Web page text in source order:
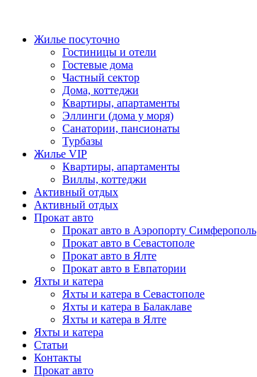
Жилье посуточно
Гостиницы и отели
Гостевые дома
Частный сектор
Дома, коттеджи
Квартиры, апартаменты
Эллинги (дома у моря)
Санатории, пансионаты
Турбазы
Жилье VIP
Квартиры, апартаменты
Виллы, коттеджи
Активный отдых
Активный отдых
Прокат авто
Прокат авто в Аэропорту Симферополь
Прокат авто в Севастополе
Прокат авто в Ялте
Прокат авто в Евпатории
Яхты и катера
Яхты и катера в Севастополе
Яхты и катера в Балаклаве
Яхты и катера в Ялте
Яхты и катера
Статьи
Контакты
Прокат авто